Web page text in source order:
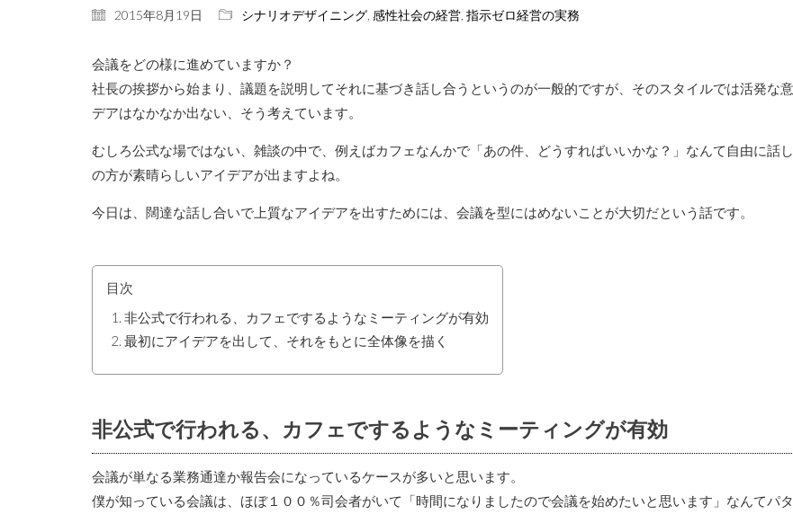
2015年8月19日 シナリオデザイニング 感性社会の経営 指示ゼロ経営の実務
会議をどの様に進めていますか？
社長の挨拶から始まり、議題を説明してそれに基づき話し合うというのが一般的ですが、そのスタイルでは活発な
デアはなかなか出ない、そう考えています。
むしろ公式な場ではない、雑談の中で、例えばカフェなんかで「あの件、どうすればいいかな？」なんて自由に話
の方が素晴らしいアイデアが出ますよね。
今日は、闊達な話し合いで上質なアイデアを出すためには、会議を型にはめないことが大切だという話です。
目次
非公式で行われる、カフェでするようなミーティングが有効
最初にアイデアを出して、それをもとに全体像を描く
非公式で行われる、カフェでするようなミーティングが有効
会議が単なる業務通達か報告会になっているケースが多いと思います。
僕が知っている会議は、ほぼ１００％司会者がいて「時間になりましたので会議を始めたいと思います」なんてパ